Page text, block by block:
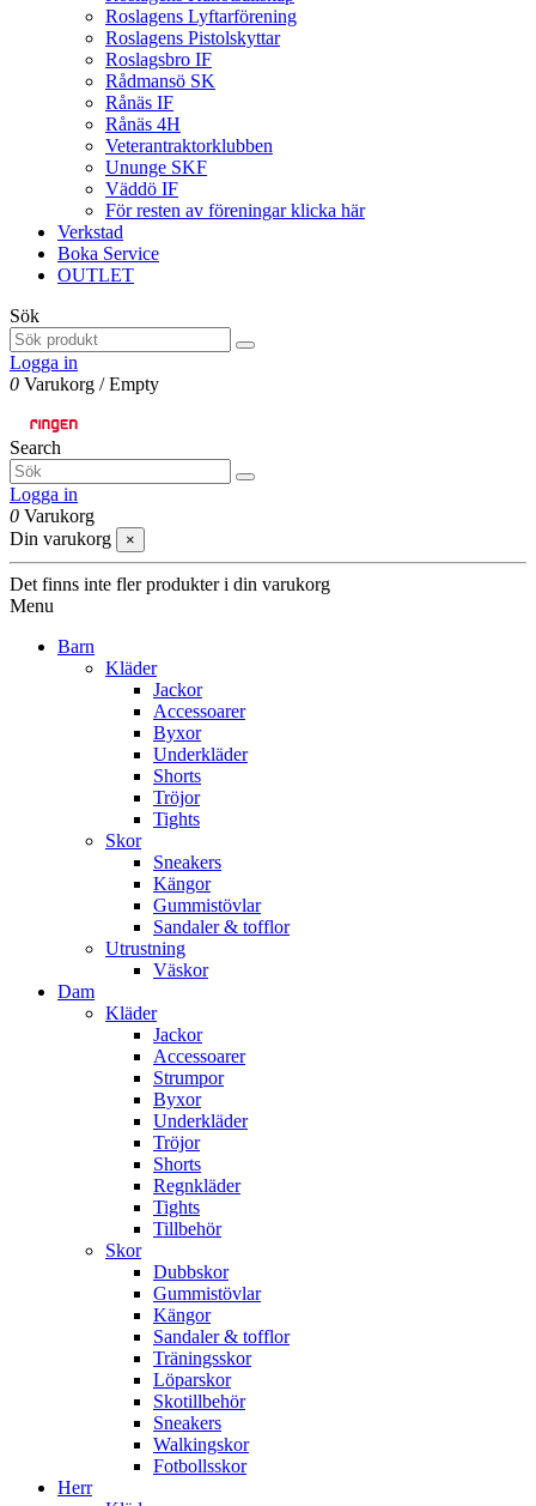
Roslagens Lyftarförening
Roslagens Pistolskyttar
Roslagsbro IF
Rådmansö SK
Rånäs IF
Rånäs 4H
Veterantraktorklubben
Ununge SKF
Väddö IF
För resten av föreningar klicka här
Verkstad
Boka Service
OUTLET
Sök
Logga in
0 Varukorg /Empty
Search
Logga in
0 Varukorg
Din varukorg
×
Det finns inte fler produkter i din varukorg
Menu
Barn
Kläder
Jackor
Accessoarer
Byxor
Underkläder
Shorts
Tröjor
Tights
Skor
Sneakers
Kängor
Gummistövlar
Sandaler & tofflor
Utrustning
Väskor
Dam
Kläder
Jackor
Accessoarer
Strumpor
Byxor
Underkläder
Tröjor
Shorts
Regnkläder
Tights
Tillbehör
Skor
Dubbskor
Gummistövlar
Kängor
Sandaler & tofflor
Träningsskor
Löparskor
Skotillbehör
Sneakers
Walkingskor
Fotbollsskor
Herr